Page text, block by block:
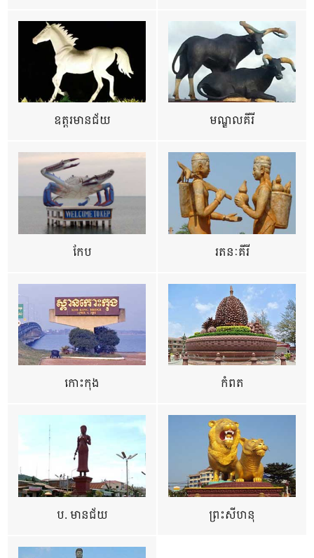
ឧត្ដរមានជ័យ មណ្ឌលគីរី
កែប រតនៈគីរី
កោះកុង កំពត
ប. មានជ័យ ព្រះសីហនុ